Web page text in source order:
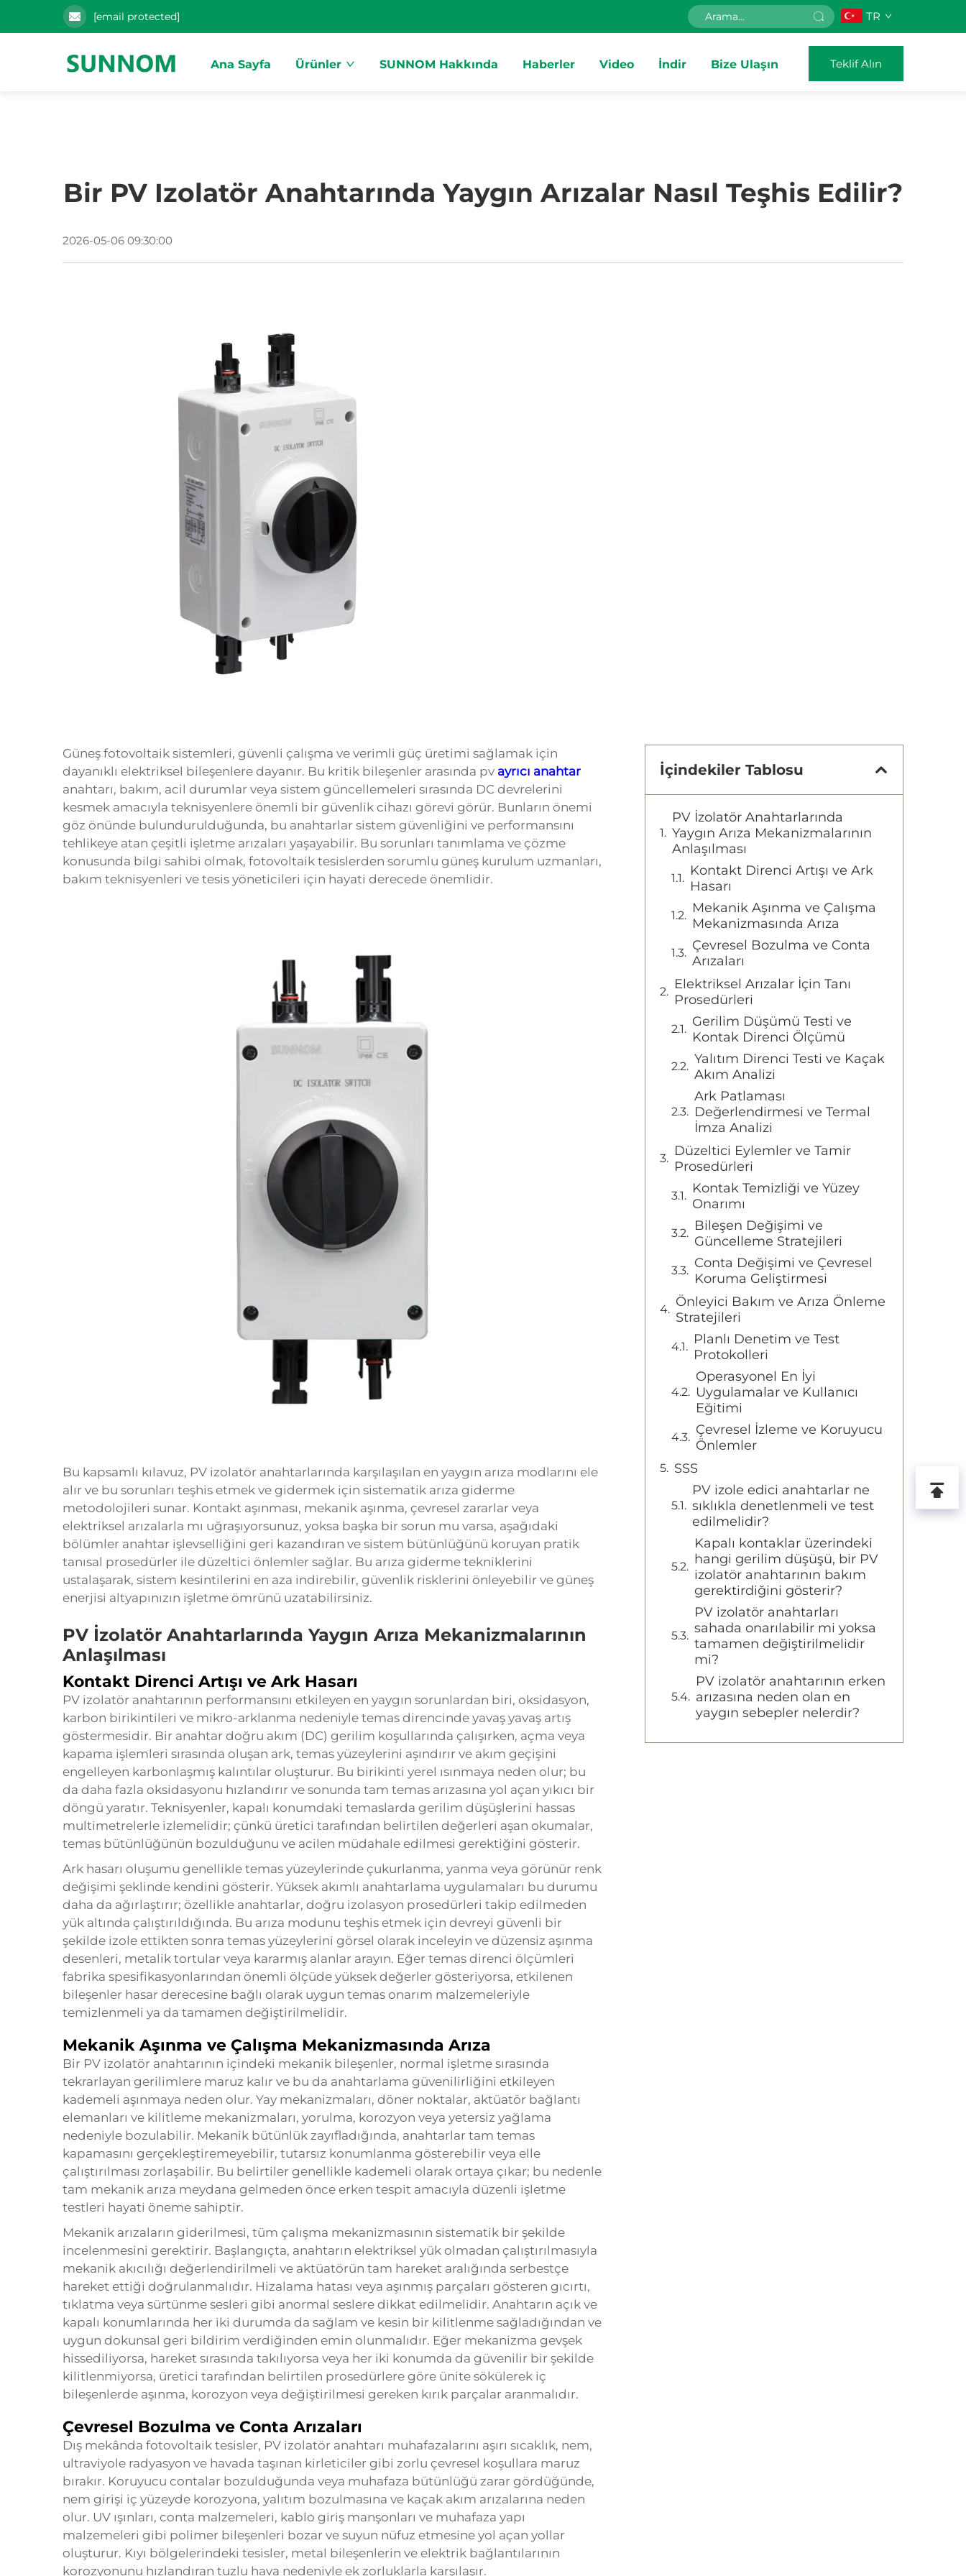
[email protected] TR
Ana Sayfa Ürünler SUNNOM Hakkında Haberler Video İndir Bize Ulaşın Teklif Alın
Bir PV Izolatör Anahtarında Yaygın Arızalar Nasıl Teşhis Edilir?
2026-05-06 09:30:00
Güneş fotovoltaik sistemleri, güvenli çalışma ve verimli güç üretimi sağlamak için
dayanıklı elektriksel bileşenlere dayanır. Bu kritik bileşenler arasında pv ayrıcı anahtar
anahtarı, bakım, acil durumlar veya sistem güncellemeleri sırasında DC devrelerini
kesmek amacıyla teknisyenlere önemli bir güvenlik cihazı görevi görür. Bunların önemi
göz önünde bulundurulduğunda, bu anahtarlar sistem güvenliğini ve performansını
tehlikeye atan çeşitli işletme arızaları yaşayabilir. Bu sorunları tanımlama ve çözme
konusunda bilgi sahibi olmak, fotovoltaik tesislerden sorumlu güneş kurulum uzmanları,
bakım teknisyenleri ve tesis yöneticileri için hayati derecede önemlidir.
Bu kapsamlı kılavuz, PV izolatör anahtarlarında karşılaşılan en yaygın arıza modlarını ele
alır ve bu sorunları teşhis etmek ve gidermek için sistematik arıza giderme
metodolojileri sunar. Kontakt aşınması, mekanik aşınma, çevresel zararlar veya
elektriksel arızalarla mı uğraşıyorsunuz, yoksa başka bir sorun mu varsa, aşağıdaki
bölümler anahtar işlevselliğini geri kazandıran ve sistem bütünlüğünü koruyan pratik
tanısal prosedürler ile düzeltici önlemler sağlar. Bu arıza giderme tekniklerini
ustalaşarak, sistem kesintilerini en aza indirebilir, güvenlik risklerini önleyebilir ve güneş
enerjisi altyapınızın işletme ömrünü uzatabilirsiniz.
PV İzolatör Anahtarlarında Yaygın Arıza Mekanizmalarının
Anlaşılması
Kontakt Direnci Artışı ve Ark Hasarı
PV izolatör anahtarının performansını etkileyen en yaygın sorunlardan biri, oksidasyon,
karbon birikintileri ve mikro-arklanma nedeniyle temas direncinde yavaş yavaş artış
göstermesidir. Bir anahtar doğru akım (DC) gerilim koşullarında çalışırken, açma veya
kapama işlemleri sırasında oluşan ark, temas yüzeylerini aşındırır ve akım geçişini
engelleyen karbonlaşmış kalıntılar oluşturur. Bu birikinti yerel ısınmaya neden olur; bu
da daha fazla oksidasyonu hızlandırır ve sonunda tam temas arızasına yol açan yıkıcı bir
döngü yaratır. Teknisyenler, kapalı konumdaki temaslarda gerilim düşüşlerini hassas
multimetrelerle izlemelidir; çünkü üretici tarafından belirtilen değerleri aşan okumalar,
temas bütünlüğünün bozulduğunu ve acilen müdahale edilmesi gerektiğini gösterir.
Ark hasarı oluşumu genellikle temas yüzeylerinde çukurlanma, yanma veya görünür renk
değişimi şeklinde kendini gösterir. Yüksek akımlı anahtarlama uygulamaları bu durumu
daha da ağırlaştırır; özellikle anahtarlar, doğru izolasyon prosedürleri takip edilmeden
yük altında çalıştırıldığında. Bu arıza modunu teşhis etmek için devreyi güvenli bir
şekilde izole ettikten sonra temas yüzeylerini görsel olarak inceleyin ve düzensiz aşınma
desenleri, metalik tortular veya kararmış alanlar arayın. Eğer temas direnci ölçümleri
fabrika spesifikasyonlarından önemli ölçüde yüksek değerler gösteriyorsa, etkilenen
bileşenler hasar derecesine bağlı olarak uygun temas onarım malzemeleriyle
temizlenmeli ya da tamamen değiştirilmelidir.
Mekanik Aşınma ve Çalışma Mekanizmasında Arıza
Bir PV izolatör anahtarının içindeki mekanik bileşenler, normal işletme sırasında
tekrarlayan gerilimlere maruz kalır ve bu da anahtarlama güvenilirliğini etkileyen
kademeli aşınmaya neden olur. Yay mekanizmaları, döner noktalar, aktüatör bağlantı
elemanları ve kilitleme mekanizmaları, yorulma, korozyon veya yetersiz yağlama
nedeniyle bozulabilir. Mekanik bütünlük zayıfladığında, anahtarlar tam temas
kapamasını gerçekleştiremeyebilir, tutarsız konumlanma gösterebilir veya elle
çalıştırılması zorlaşabilir. Bu belirtiler genellikle kademeli olarak ortaya çıkar; bu nedenle
tam mekanik arıza meydana gelmeden önce erken tespit amacıyla düzenli işletme
testleri hayati öneme sahiptir.
Mekanik arızaların giderilmesi, tüm çalışma mekanizmasının sistematik bir şekilde
incelenmesini gerektirir. Başlangıçta, anahtarın elektriksel yük olmadan çalıştırılmasıyla
mekanik akıcılığı değerlendirilmeli ve aktüatörün tam hareket aralığında serbestçe
hareket ettiği doğrulanmalıdır. Hizalama hatası veya aşınmış parçaları gösteren gıcırtı,
tıklatma veya sürtünme sesleri gibi anormal seslere dikkat edilmelidir. Anahtarın açık ve
kapalı konumlarında her iki durumda da sağlam ve kesin bir kilitlenme sağladığından ve
uygun dokunsal geri bildirim verdiğinden emin olunmalıdır. Eğer mekanizma gevşek
hissediliyorsa, hareket sırasında takılıyorsa veya her iki konumda da güvenilir bir şekilde
kilitlenmiyorsa, üretici tarafından belirtilen prosedürlere göre ünite sökülerek iç
bileşenlerde aşınma, korozyon veya değiştirilmesi gereken kırık parçalar aranmalıdır.
Çevresel Bozulma ve Conta Arızaları
Dış mekânda fotovoltaik tesisler, PV izolatör anahtarı muhafazalarını aşırı sıcaklık, nem,
ultraviyole radyasyon ve havada taşınan kirleticiler gibi zorlu çevresel koşullara maruz
bırakır. Koruyucu contalar bozulduğunda veya muhafaza bütünlüğü zarar gördüğünde,
nem girişi iç yüzeyde korozyona, yalıtım bozulmasına ve kaçak akım arızalarına neden
olur. UV ışınları, conta malzemeleri, kablo giriş manşonları ve muhafaza yapı
malzemeleri gibi polimer bileşenleri bozar ve suyun nüfuz etmesine yol açan yollar
oluşturur. Kıyı bölgelerindeki tesisler, metal bileşenlerin ve elektrik bağlantılarının
korozyonunu hızlandıran tuzlu hava nedeniyle ek zorluklarla karşılaşır.
İçindekiler Tablosu
PV İzolatör Anahtarlarında
Yaygın Arıza Mekanizmalarının
Anlaşılması
Kontakt Direnci Artışı ve Ark
Hasarı
Mekanik Aşınma ve Çalışma
Mekanizmasında Arıza
Çevresel Bozulma ve Conta
Arızaları
Elektriksel Arızalar İçin Tanı
Prosedürleri
Gerilim Düşümü Testi ve
Kontak Direnci Ölçümü
Yalıtım Direnci Testi ve Kaçak
Akım Analizi
Ark Patlaması
Değerlendirmesi ve Termal
İmza Analizi
Düzeltici Eylemler ve Tamir
Prosedürleri
Kontak Temizliği ve Yüzey
Onarımı
Bileşen Değişimi ve
Güncelleme Stratejileri
Conta Değişimi ve Çevresel
Koruma Geliştirmesi
Önleyici Bakım ve Arıza Önleme
Stratejileri
Planlı Denetim ve Test
Protokolleri
Operasyonel En İyi
Uygulamalar ve Kullanıcı
Eğitimi
Çevresel İzleme ve Koruyucu
Önlemler
SSS
PV izole edici anahtarlar ne
sıklıkla denetlenmeli ve test
edilmelidir?
Kapalı kontaklar üzerindeki
hangi gerilim düşüşü, bir PV
izolatör anahtarının bakım
gerektirdiğini gösterir?
PV izolatör anahtarları
sahada onarılabilir mi yoksa
tamamen değiştirilmelidir
mi?
PV izolatör anahtarının erken
arızasına neden olan en
yaygın sebepler nelerdir?